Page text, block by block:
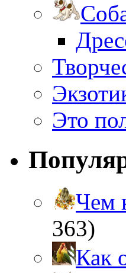
Это
Чем
363)
Как